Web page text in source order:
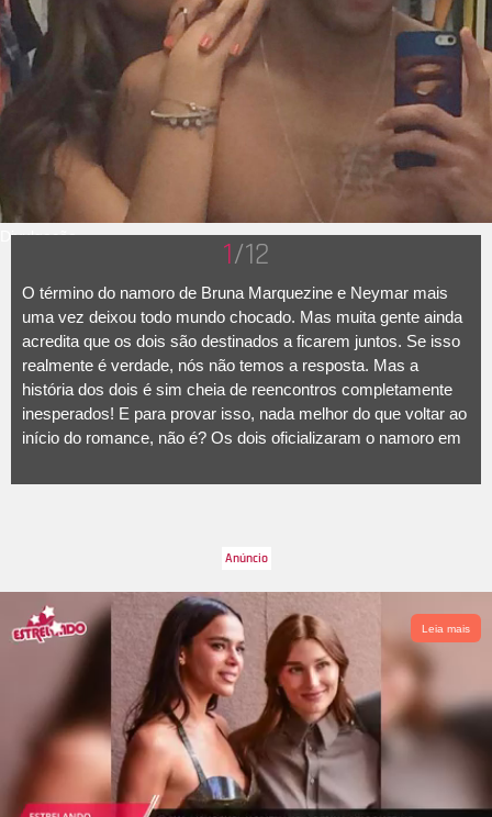
Divulgação 1/12
O término do namoro de Bruna Marquezine e Neymar mais
uma vez deixou todo mundo chocado. Mas muita gente ainda
acredita que os dois são destinados a ficarem juntos. Se isso
realmente é verdade, nós não temos a resposta. Mas a
história dos dois é sim cheia de reencontros completamente
inesperados! E para provar isso, nada melhor do que voltar ao
início do romance, não é? Os dois oficializaram o namoro em
final de 2012.
Leia mais